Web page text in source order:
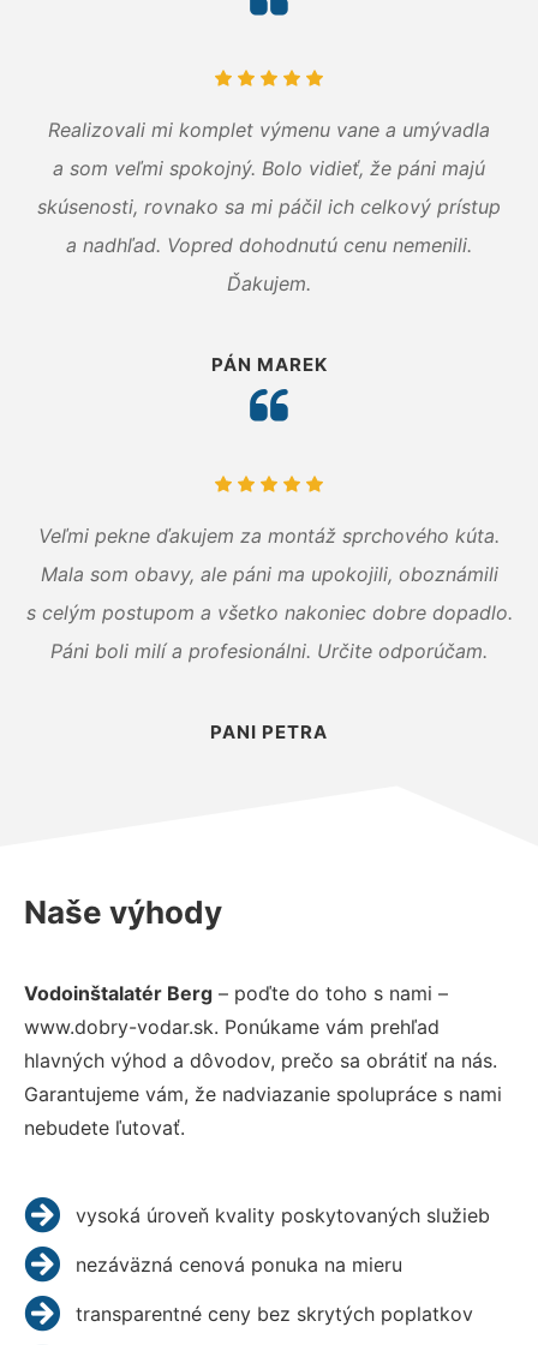
Realizovali mi komplet výmenu vane a umývadla
a som veľmi spokojný. Bolo vidieť, že páni majú
skúsenosti, rovnako sa mi páčil ich celkový prístup
a nadhľad. Vopred dohodnutú cenu nemenili.
Ďakujem.
PÁN MAREK
Veľmi pekne ďakujem za montáž sprchového kúta.
Mala som obavy, ale páni ma upokojili, oboznámili
s celým postupom a všetko nakoniec dobre dopadlo.
Páni boli milí a profesionálni. Určite odporúčam.
PANI PETRA
Naše výhody
Vodoinštalatér Berg – poďte do toho s nami –
www.dobry-vodar.sk. Ponúkame vám prehľad
hlavných výhod a dôvodov, prečo sa obrátiť na nás.
Garantujeme vám, že nadviazanie spolupráce s nami
nebudete ľutovať.
vysoká úroveň kvality poskytovaných služieb
nezáväzná cenová ponuka na mieru
transparentné ceny bez skrytých poplatkov